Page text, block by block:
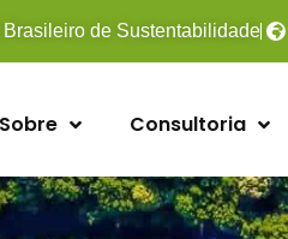
Brasileiro de Sustentabilidade
Sobre Consultoria